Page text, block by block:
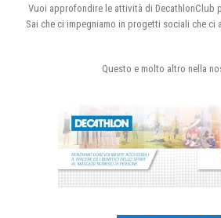
Vuoi approfondire le attività di DecathlonClub
Sai che ci impegniamo in progetti sociali che ci
Questo e molto altro nella